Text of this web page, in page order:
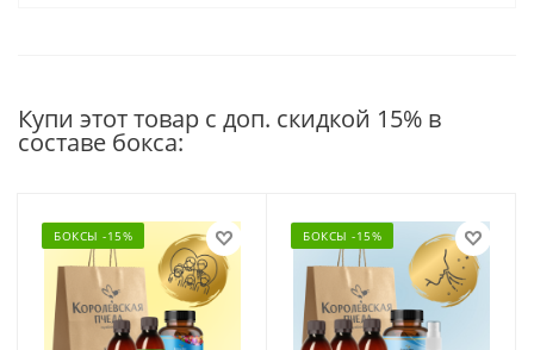
Купи этот товар с доп. скидкой 15% в
составе бокса:
БОКСЫ -15% БОКСЫ -15%